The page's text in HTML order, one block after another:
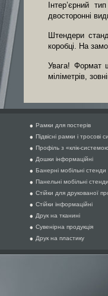
Інтер’єрний
двосторонні
Штендери
коробці. На
Увага! Формат
міліметрів,
Рамки для постерів
Підвісні рамки і тросові
Профіль з «клік-
Дошки інформаційні
Банерні мобільні стенди
Панельні мобільні стенди
Стійки для друкованої
Стійки інформаційні
Друк на тканині
Сувенірна продукція
Друк на пластику